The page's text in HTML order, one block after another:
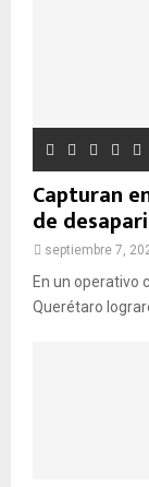
Capturan
de
septiembre 7,
En un operativo
Querétaro